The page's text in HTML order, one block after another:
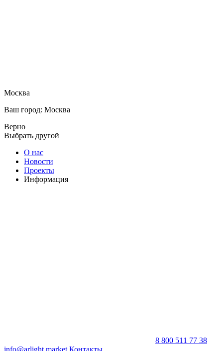
Москва
Ваш город: Москва
Верно
Выбрать другой
О нас
Новости
Проекты
Информация
8 800 511 77 38
info@arlight.market Контакты